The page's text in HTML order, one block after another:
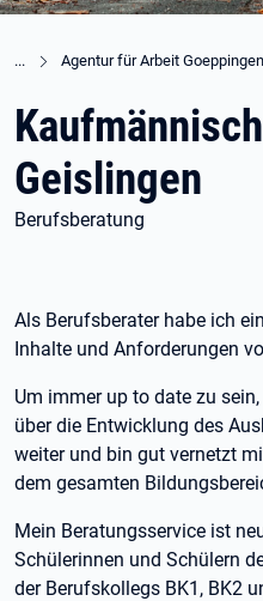
Agentur für Arbeit Goeppingen
Geislingen
Berufsberatung
Als Berufsberater habe ich
Inhalte und Anforderungen
Um immer up to date zu
über die Entwicklung des
weiter und bin gut vernetzt
dem gesamten
Mein Beratungsservice ist
Schülerinnen und Schülern
der Berufskollegs BK1, BK2